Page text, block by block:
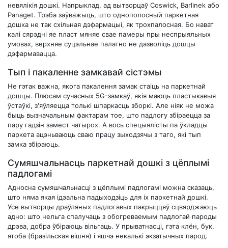
невялікія дошкі. Напрыклад, ад вытворцаў Coswick, Barlinek або
Panaget. Трэба заўважыць, што однополосный паркетная
дошка не так схільная дэфармацыі, як трохпалосная. Бо нават
калі сярэдні яе пласт мяняе свае памеры пры неспрыяльных
умовах, верхняе суцэльнае палатно не дазволіць дошцы
дэфармавацца.
Тып і пакаленне замкавай сістэмы
Не гэтак важна, якога пакалення замак стаіць на паркетнай
дошцы. Плюсам сучасных 5G-замкаў, якія маюць пластыкавыя
ўстаўкі, з'яўляецца толькі шпаркасць зборкі. Але ніяк не можа
быць вызначальным фактарам тое, што падлогу збіраецца за
пару гадзін замест чатырох. А вось спецыялісты па ўкладцы
паркета ацэньваюць сваю працу зыходзячы з таго, які тып
замка збіраюць.
Сумяшчальнасць паркетнай дошкі з цёплымі
падлогамі
Адносна сумяшчальнасці з цёплымі падлогамі можна сказаць,
што няма якая ідэальна падыходзіць для іх паркетнай дошкі.
Усе вытворцы драўляных падлогавых пакрыццяў сцвярджаюць
адно: што нельга спалучаць з обогреваемым падлогай пароды
дрэва, добра ўбіраюць вільгаць. У прыватнасці, гэта клён, бук,
ятоба (бразільская вішня) і яшчэ некалькі экзатычных парод.